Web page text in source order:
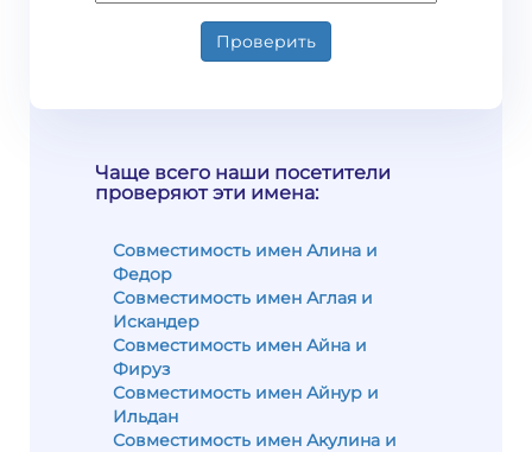
Проверить
Чаще всего наши посетители
проверяют эти имена:
Совместимость имен Алина и
Федор
Совместимость имен Аглая и
Искандер
Совместимость имен Айна и
Фируз
Совместимость имен Айнур и
Ильдан
Совместимость имен Акулина и